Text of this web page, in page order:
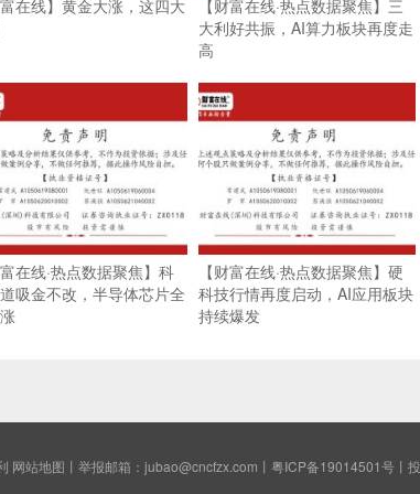
富在线】黄金大涨，这四大
【财富在线·热点数据聚焦】三
大利好共振，AI算力板块再度走
高
富在线·热点数据聚焦】科
吸金不改，半导体芯片全
【财富在线·热点数据聚焦】硬
科技行情再度启动，AI应用板块
持续爆发
网站地图 丨举报邮箱：jubao@cncfzx.com丨 粤ICP备19014501号 丨